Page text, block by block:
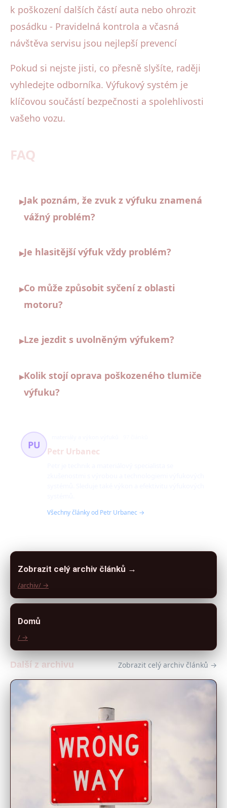
k poškození dalších částí auta nebo ohrozit
posádku - Pravidelná kontrola a včasná
návštěva servisu jsou nejlepší prevencí
Pokud si nejste jisti, co přesně slyšíte, raději
vyhledejte odborníka. Výfukový systém je
klíčovou součástí bezpečnosti a spolehlivosti
vašeho vozu.
FAQ
▸Jak poznám, že zvuk z výfuku znamená
vážný problém?
▸Je hlasitější výfuk vždy problém?
▸Co může způsobit syčení z oblasti
motoru?
▸Lze jezdit s uvolněným výfukem?
▸Kolik stojí oprava poškozeného tlumiče
výfuku?
PU
Petr Urbanec
Všechny články od Petr Urbanec →
Zobrazit celý archiv článků →
/archiv/ →
Domů
/ →
Další z archivu Zobrazit celý archiv článků →